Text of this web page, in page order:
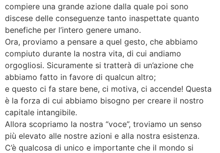
compiere una grande azione dalla quale poi sono
discese delle conseguenze tanto inaspettate quanto
benefiche per l’intero genere umano.
Ora, proviamo a pensare a quel gesto, che abbiamo
compiuto durante la nostra vita, di cui andiamo
orgogliosi. Sicuramente si tratterà di un’azione che
abbiamo fatto in favore di qualcun altro;
e questo ci fa stare bene, ci motiva, ci accende! Questa
è la forza di cui abbiamo bisogno per creare il nostro
capitale intangibile.
Allora scopriamo la nostra “voce”, troviamo un senso
più elevato alle nostre azioni e alla nostra esistenza.
C’è qualcosa di unico e importante che il mondo si